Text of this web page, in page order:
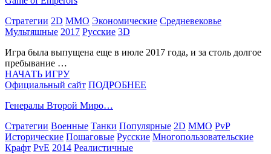
Стратегии 2D MMO Экономические Средневековье
Мультяшные 2017 Русские 3D
Игра была выпущена еще в июле 2017 года, и за столь долгое
пребывание …
НАЧАТЬ ИГРУ
Официальный сайт ПОДРОБНЕЕ
Генералы Второй Миро…
Стратегии Военные Танки Популярные 2D MMO PvP
Исторические Пошаговые Русские Многопользовательские
Крафт PvE 2014 Реалистичные